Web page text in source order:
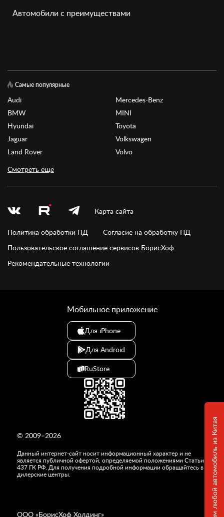
Привезем любой автомобиль из Китая
Автомобили с преимуществами
Самые популярные
Audi
BMW
Hyundai
Jaguar
Land Rover
Mercedes-Benz
MINI
Toyota
Volkswagen
Volvo
Смотреть еще
Карта сайта
Политика обработки ПД
Согласие на обработку ПД
Пользовательское соглашение сервисов БорисХоф
Рекомендательные технологии
© 2009–2026
Данный интернет-сайт носит информационный характер и не
является публичной офертой, определяемой положениями Статьи
437 ГК РФ. Для получения подробной информации обращайтесь в
дилерские центры.
ООО «БорисХоф Холдинг»
Мобильное приложение
Для iPhone
Для Android
RuStore